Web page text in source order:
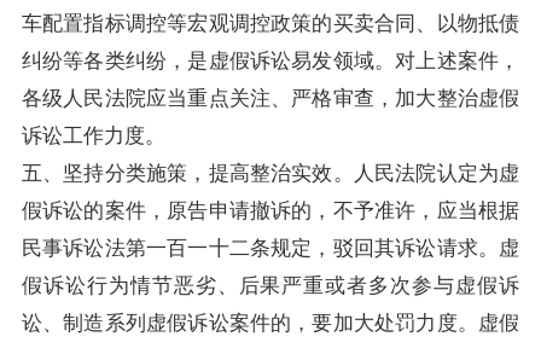
车配置指标调控等宏观调控政策的买卖合同、以物抵债
纠纷等各类纠纷，是虚假诉讼易发领域。对上述案件，
各级人民法院应当重点关注、严格审查，加大整治虚假
诉讼工作力度。
五、坚持分类施策，提高整治实效。人民法院认定为虚
假诉讼的案件，原告申请撤诉的，不予准许，应当根据
民事诉讼法第一百一十二条规定，驳回其诉讼请求。虚
假诉讼行为情节恶劣、后果严重或者多次参与虚假诉
讼、制造系列虚假诉讼案件的，要加大处罚力度。虚假